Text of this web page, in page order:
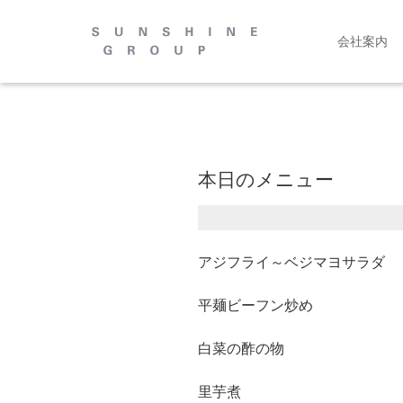
会社案内
本日のメニュー
アジフライ～ベジマヨサラダ
平麺ビーフン炒め
白菜の酢の物
里芋煮